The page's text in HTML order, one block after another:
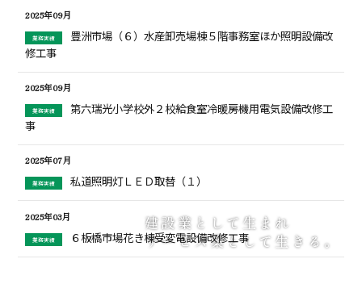
建設 業 と し て 生 ま れ
サービス業とし て 生 き る 。
2025年09月
業務実績
豊洲市場（６）水産卸売場棟５階事務室ほか照明設備改
修工事
2025年09月
業務実績
第六瑞光小学校外２校給食室冷暖房機用電気設備改修工
事
2025年07月
業務実績 私道照明灯ＬＥＤ取替（１）
2025年03月
業務実績 ６板橋市場花き棟受変電設備改修工事